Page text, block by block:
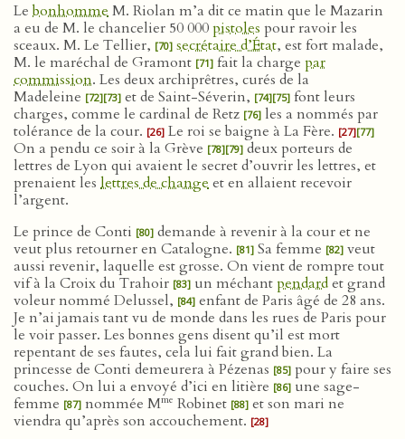
LebonhommeM. Riolan m’a dit ce matin que le Mazarin
a eu de M. le chancelier 50 000pistoles pour ravoir les
sceaux. M. Le Tellier, [70] secrétaire d’État, est fort malade,
M. le maréchal de Gramont [71] fait la charge par
commission. Les deux archiprêtres, curés de la
Madeleine [72][73] et de Saint-Séverin, [74][75] font leurs
charges, comme le cardinal de Retz [76] les a nommés par
tolérance de la cour. [26] Le roi se baigne à La Fère. [27][77]
On a pendu ce soir à la Grève [78][79] deux porteurs de
lettres de Lyon qui avaient le secret d’ouvrir les lettres, et
prenaient les lettres de changeet en allaient recevoir
l’argent.
Le prince de Conti [80] demande à revenir à la cour et ne
veut plus retourner en Catalogne. [81] Sa femme [82] veut
aussi revenir, laquelle est grosse. On vient de rompre tout
vif à la Croix du Trahoir [83] un méchantpendardet grand
voleur nommé Delussel, [84] enfant de Paris âgé de 28 ans.
Je n’ai jamais tant vu de monde dans les rues de Paris pour
le voir passer. Les bonnes gens disent qu’il est mort
repentant de ses fautes, cela lui fait grand bien. La
princesse de Conti demeurera à Pézenas [85] pour y faire ses
couches. On lui a envoyé d’ici en litière [86] une sage-
femme [87] nommée Mme Robinet [88] et son mari ne
viendra qu’après son accouchement. [28]